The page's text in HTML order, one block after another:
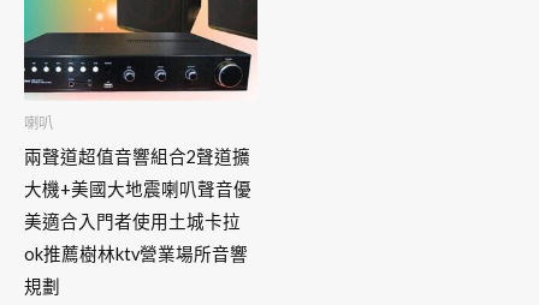
喇叭
兩聲道超值音響組合2聲道擴
大機+美國大地震喇叭聲音優
美適合入門者使用土城卡拉
ok推薦樹林ktv營業場所音響
規劃